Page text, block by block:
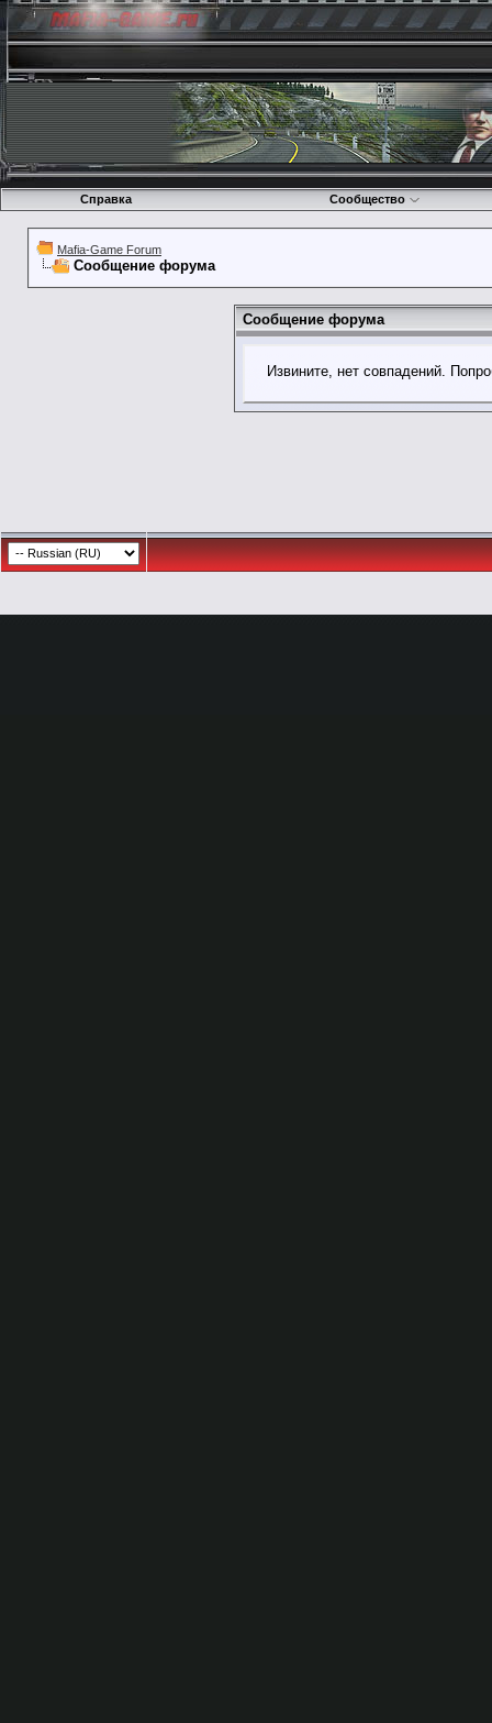
Справка Сообщество
Mafia-Game Forum
Сообщение форума
Сообщение форума
Извините, нет совпадений.